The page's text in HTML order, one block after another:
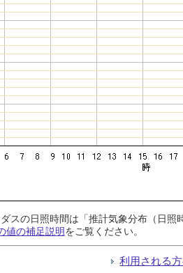
スの日照時間は「推計気象分布（日
値の補足説明をご覧ください。
利用される